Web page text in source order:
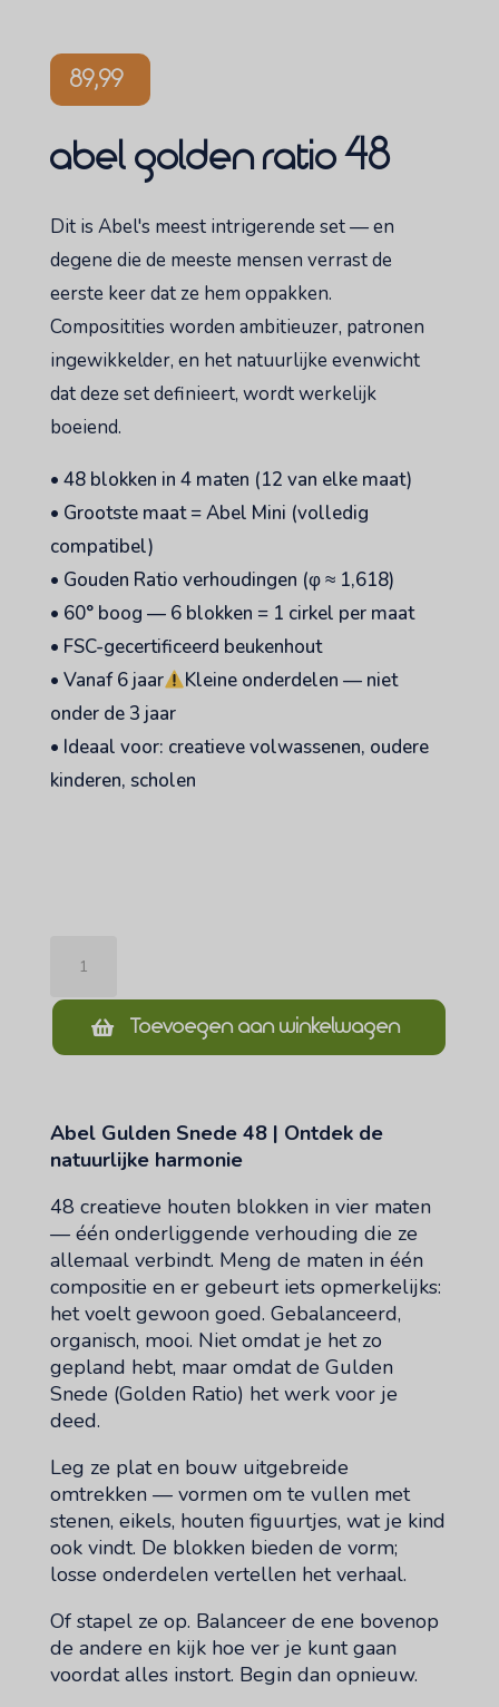
89,99
abel golden ratio 48
Dit is Abel's meest intrigerende set — en
degene die de meeste mensen verrast de
eerste keer dat ze hem oppakken.
Compositities worden ambitieuzer, patronen
ingewikkelder, en het natuurlijke evenwicht
dat deze set definieert, wordt werkelijk
boeiend.
• 48 blokken in 4 maten (12 van elke maat)
• Grootste maat = Abel Mini (volledig
compatibel)
• Gouden Ratio verhoudingen (φ ≈ 1,618)
• 60° boog — 6 blokken = 1 cirkel per maat
• FSC-gecertificeerd beukenhout
• Vanaf 6 jaar
Kleine onderdelen — niet
onder de 3 jaar
• Ideaal voor: creatieve volwassenen, oudere
kinderen, scholen
ratio
48
Toevoegen aan winkelwagen
Abel Gulden Snede 48 | Ontdek de
natuurlijke harmonie
48 creatieve houten blokken in vier maten
— één onderliggende verhouding die ze
allemaal verbindt. Meng de maten in één
compositie en er gebeurt iets opmerkelijks:
het voelt gewoon goed. Gebalanceerd,
organisch, mooi. Niet omdat je het zo
gepland hebt, maar omdat de Gulden
Snede (Golden Ratio) het werk voor je
deed.
Leg ze plat en bouw uitgebreide
omtrekken — vormen om te vullen met
stenen, eikels, houten figuurtjes, wat je kind
ook vindt. De blokken bieden de vorm;
losse onderdelen vertellen het verhaal.
Of stapel ze op. Balanceer de ene bovenop
de andere en kijk hoe ver je kunt gaan
voordat alles instort. Begin dan opnieuw.